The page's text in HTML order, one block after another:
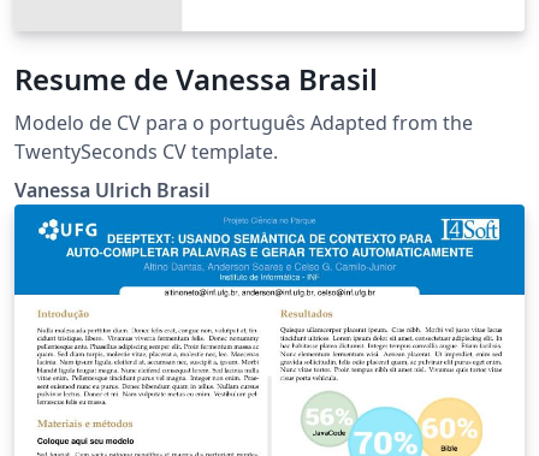
Resume de Vanessa Brasil
Modelo de CV para o português Adapted from the
TwentySeconds CV template.
Vanessa Ulrich Brasil